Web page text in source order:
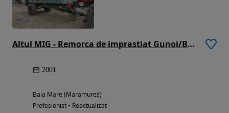
Altul MIG - Remorca de imprastiat Gunoi/Balegar 14T SIAM
2001
Baia Mare (Maramures)
Profesionist • Reactualizat